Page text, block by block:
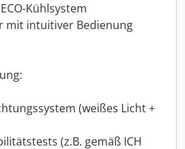
Kühlsystem
mit intuitiver Bedienung
(weißes Licht +
(z.B. gemäß ICH